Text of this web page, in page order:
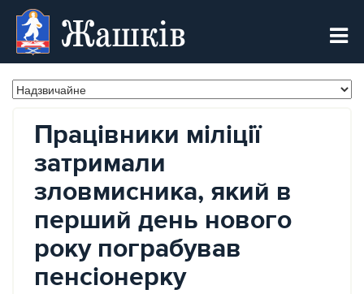
Жашків
Працівники міліції
затримали
зловмисника, який в
перший день нового
року пограбував
пенсіонерку